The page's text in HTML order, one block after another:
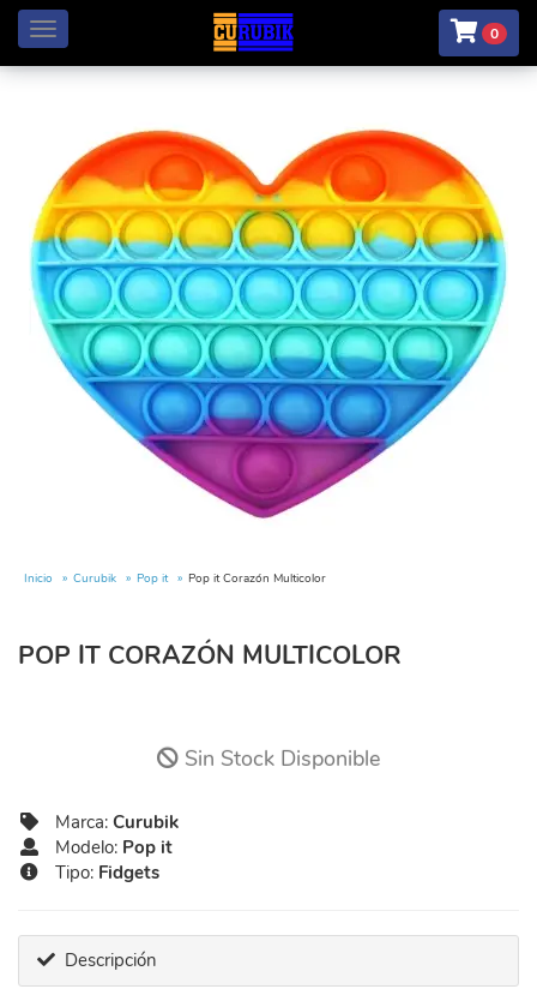
Menú 0
Inicio Curubik Pop it Pop it Corazón Multicolor
POP IT CORAZÓN MULTICOLOR
Sin Stock Disponible
Marca: Curubik
Modelo: Pop it
Tipo: Fidgets
Descripción